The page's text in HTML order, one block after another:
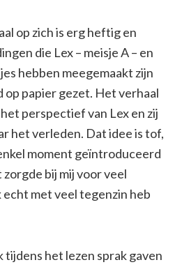
op zich is erg heftig en
die Lex – meisje A – en
hebben meegemaakt zijn
op papier gezet. Het verhaal
perspectief van Lex en zij
het verleden. Dat idee is tof,
moment geïntroduceerd
bij mij voor veel
met veel tegenzin heb
tijdens het lezen sprak gaven